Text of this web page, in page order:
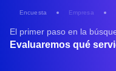
Encuesta Empresa
El primer paso en la
Evaluaremos qué